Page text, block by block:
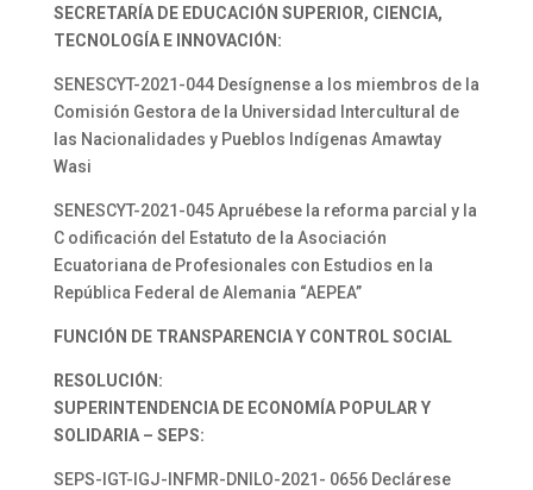
SECRETARÍA DE EDUCACIÓN SUPERIOR, CIENCIA,
TECNOLOGÍA E INNOVACIÓN:
SENESCYT-2021-044 Desígnense a los miembros de la
Comisión Gestora de la Universidad Intercultural de
las Nacionalidades y Pueblos Indígenas Amawtay
Wasi
SENESCYT-2021-045 Apruébese la reforma parcial y la
C odificación del Estatuto de la Asociación
Ecuatoriana de Profesionales con Estudios en la
República Federal de Alemania “AEPEA”
FUNCIÓN DE TRANSPARENCIA Y CONTROL SOCIAL
RESOLUCIÓN:
SUPERINTENDENCIA DE ECONOMÍA POPULAR Y
SOLIDARIA – SEPS:
SEPS-IGT-IGJ-INFMR-DNILO-2021- 0656 Declárese